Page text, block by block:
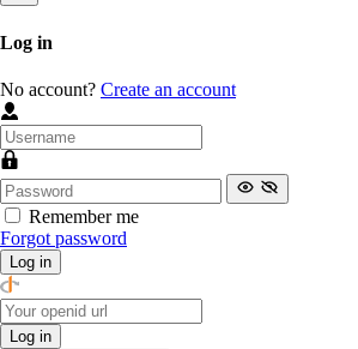
Log in
No account? Create an account
Remember me
Forgot password
Log in
Log in